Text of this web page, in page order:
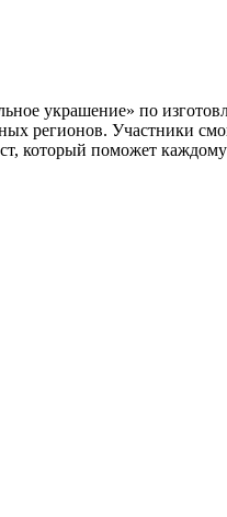
украшение» по
регионов. Участники
который поможет